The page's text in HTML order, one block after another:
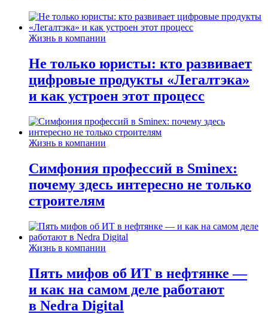
Жизнь в компании
Не только юристы: кто развивает
цифровые продукты «Легалтэка»
и как устроен этот процесс
Жизнь в компании
Симфония профессий в Sminex:
почему здесь интересно не только
строителям
Жизнь в компании
Пять мифов об ИТ в нефтянке —
и как на самом деле работают
в Nedra Digital